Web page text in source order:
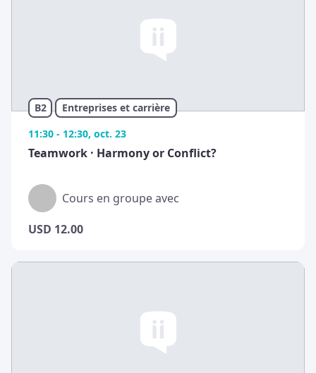
B2
Entreprises et carrière
11:30 - 12:30, oct. 23
Teamwork · Harmony or Conflict?
Cours en groupe avec
USD 12.00